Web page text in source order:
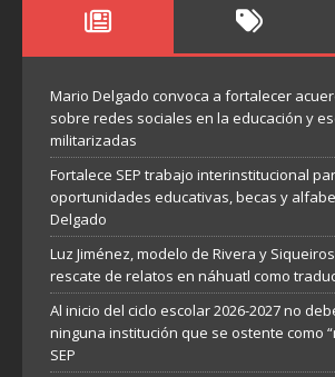
Mario Delgado convoca a fortalecer
sobre redes sociales en la educación y
militarizadas
Fortalece SEP trabajo interinstitucional
oportunidades educativas, becas y
Delgado
Luz Jiménez, modelo de Rivera y
rescate de relatos en náhuatl como
Al inicio del ciclo escolar 2026-2027 no
ninguna institución que se ostente como
SEP